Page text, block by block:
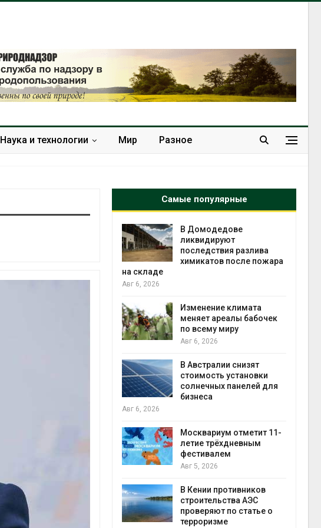
Наука и технологии Мир Разное
Самые популярные
Новый порядок расчёта
нарушений квот на
промышленные выбросы
В Домодедове
ликвидируют
последствия разлива
химикатов после пожара
на складе
Авг 6, 2026
Изменение климата
меняет ареалы бабочек
по всему миру
Авг 6, 2026
В Австралии снизят
стоимость установки
солнечных панелей для
бизнеса
Авг 6, 2026
Москвариум отметит 11-
летие трёхдневным
фестивалем
Авг 5, 2026
В Кении противников
строительства АЭС
проверяют по статье о
терроризме